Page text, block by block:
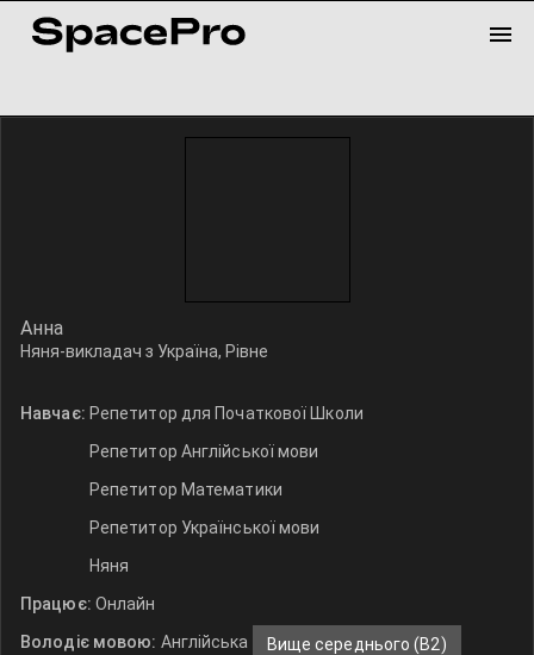
Анна
Няня-викладач з Україна, Рівне
Навчає: Репетитор для Початкової Школи
Репетитор Англійської мови
Репетитор Математики
Репетитор Української мови
Няня
Працює: Онлайн
Володіє мовою: Англійська
Вище середнього (B2)